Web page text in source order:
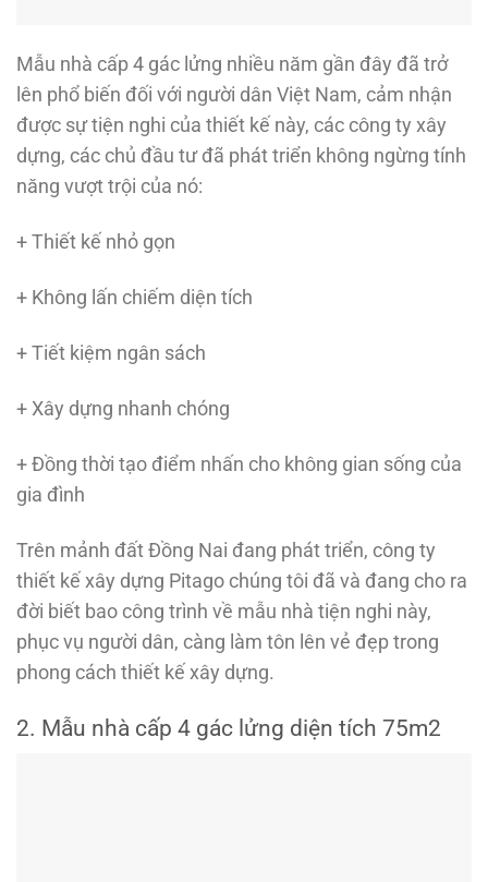
Mẫu nhà cấp 4 gác lửng nhiều năm gần đây đã trở
lên phổ biến đối với người dân Việt Nam, cảm nhận
được sự tiện nghi của thiết kế này, các công ty xây
dựng, các chủ đầu tư đã phát triển không ngừng tính
năng vượt trội của nó:
+ Thiết kế nhỏ gọn
+ Không lấn chiếm diện tích
+ Tiết kiệm ngân sách
+ Xây dựng nhanh chóng
+ Đồng thời tạo điểm nhấn cho không gian sống của
gia đình
Trên mảnh đất Đồng Nai đang phát triển, công ty
thiết kế xây dựng Pitago chúng tôi đã và đang cho ra
đời biết bao công trình về mẫu nhà tiện nghi này,
phục vụ người dân, càng làm tôn lên vẻ đẹp trong
phong cách thiết kế xây dựng.
2. Mẫu nhà cấp 4 gác lửng diện tích 75m2